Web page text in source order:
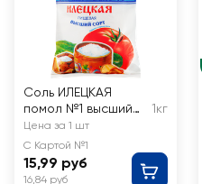
Соль ИЛЕЦКАЯ
помол №1 высший
сорт
1кг
Цена за 1 шт
С Картой №1
15,99 руб
16,84 руб